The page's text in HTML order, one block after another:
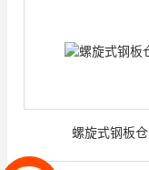
螺旋式钢板仓